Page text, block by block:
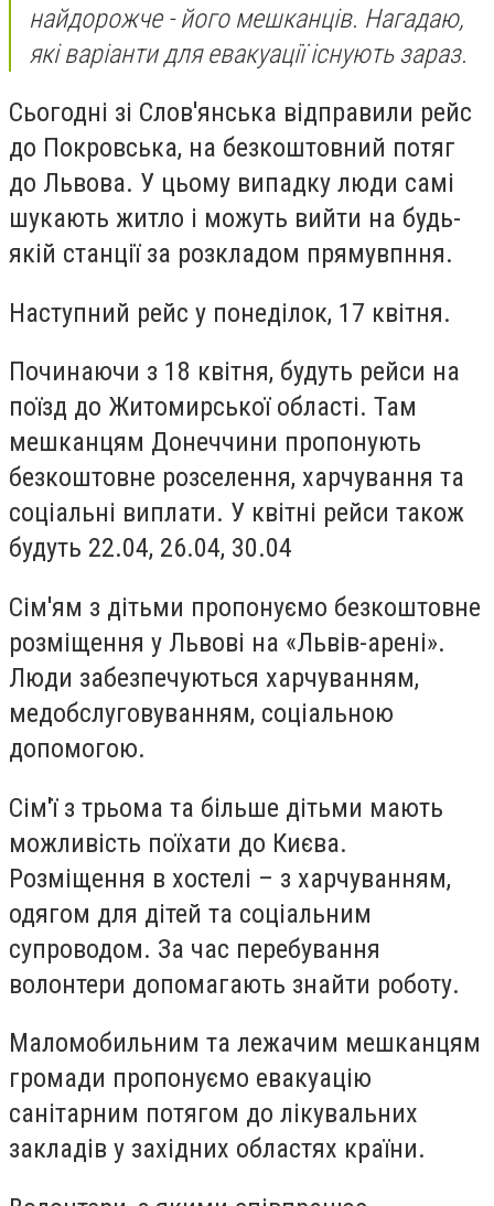
найдорожче - його мешканців. Нагадаю,
які варіанти для евакуації існують зараз.
Сьогодні зі Слов'янська відправили рейс
до Покровська, на безкоштовний потяг
до Львова. У цьому випадку люди самі
шукають житло і можуть вийти на будь-
якій станції за розкладом прямувпння.
Наступний рейс у понеділок, 17 квітня.
Починаючи з 18 квітня, будуть рейси на
поїзд до Житомирської області. Там
мешканцям Донеччини пропонують
безкоштовне розселення, харчування та
соціальні виплати. У квітні рейси також
будуть 22.04, 26.04, 30.04
Сім'ям з дітьми пропонуємо безкоштовне
розміщення у Львові на «Львів-арені».
Люди забезпечуються харчуванням,
медобслуговуванням, соціальною
допомогою.
Сім'ї з трьома та більше дітьми мають
можливість поїхати до Києва.
Розміщення в хостелі – з харчуванням,
одягом для дітей та соціальним
супроводом. За час перебування
волонтери допомагають знайти роботу.
Маломобильним та лежачим мешканцям
громади пропонуємо евакуацію
санітарним потягом до лікувальних
закладів у західних областях країни.